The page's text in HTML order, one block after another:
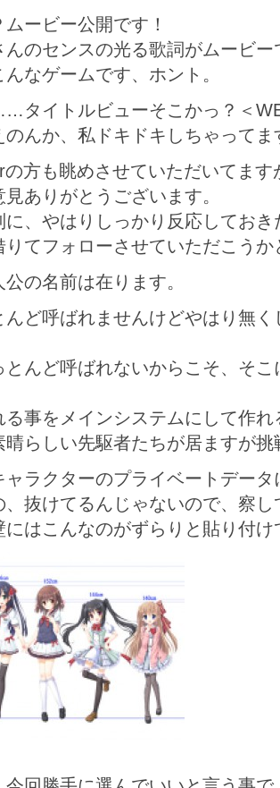
ービー公開です！
んのセンスの光る歌詞がムービ
んなゲームです、ホント。
タイトルビューそこかっ？＜
のんか、私ドキドキしちゃってま
の方も眺めさせていただいてます
ありがとうございます。
に、やはりしっかり反応してお
りてフォローさせていただこうか
公の名前は在ります。
んど呼ばれませんけどやはり無
とんど呼ばれないからこそ、そ
る事をメインシステムにして作
晴らしい先駆者たちが居ますが
ャラクターのプライベートデー
、抜けてるんじゃないので、察し
にはこんなのがずらりと貼り付